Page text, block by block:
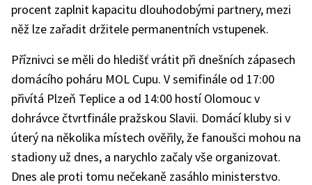
procent zaplnit kapacitu dlouhodobými partnery, mezi
něž lze zařadit držitele permanentních vstupenek.
Příznivci se měli do hledišť vrátit při dnešních zápasech
domácího poháru MOL Cupu. V semifinále od 17:00
přivítá Plzeň Teplice a od 14:00 hostí Olomouc v
dohrávce čtvrtfinále pražskou Slavii. Domácí kluby si v
úterý na několika místech ověřily, že fanoušci mohou na
stadiony už dnes, a narychlo začaly vše organizovat.
Dnes ale proti tomu nečekaně zasáhlo ministerstvo.